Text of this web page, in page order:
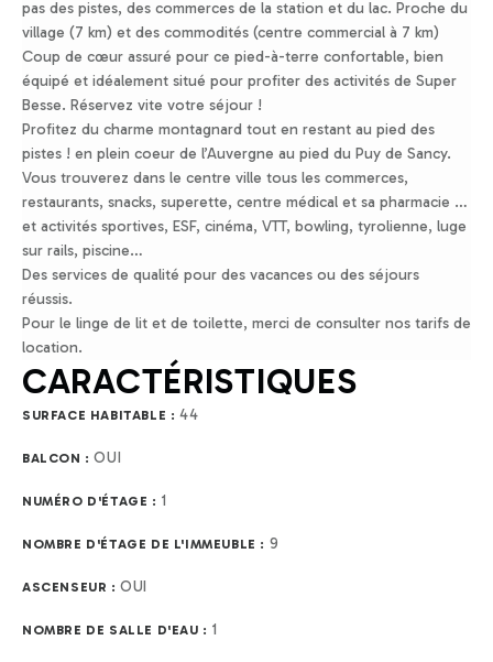
pas des pistes, des commerces de la station et du lac. Proche du
village (7 km) et des commodités (centre commercial à 7 km)
Coup de cœur assuré pour ce pied-à-terre confortable, bien
équipé et idéalement situé pour profiter des activités de Super
Besse. Réservez vite votre séjour !
Profitez du charme montagnard tout en restant au pied des
pistes ! en plein coeur de l’Auvergne au pied du Puy de Sancy.
Vous trouverez dans le centre ville tous les commerces,
restaurants, snacks, superette, centre médical et sa pharmacie …
et activités sportives, ESF, cinéma, VTT, bowling, tyrolienne, luge
sur rails, piscine…
Des services de qualité pour des vacances ou des séjours
réussis.
Pour le linge de lit et de toilette, merci de consulter nos tarifs de
location.
CARACTÉRISTIQUES
SURFACE HABITABLE : 44
BALCON :OUI
NUMÉRO D'ÉTAGE : 1
NOMBRE D'ÉTAGE DE L'IMMEUBLE : 9
ASCENSEUR :OUI
NOMBRE DE SALLE D'EAU : 1